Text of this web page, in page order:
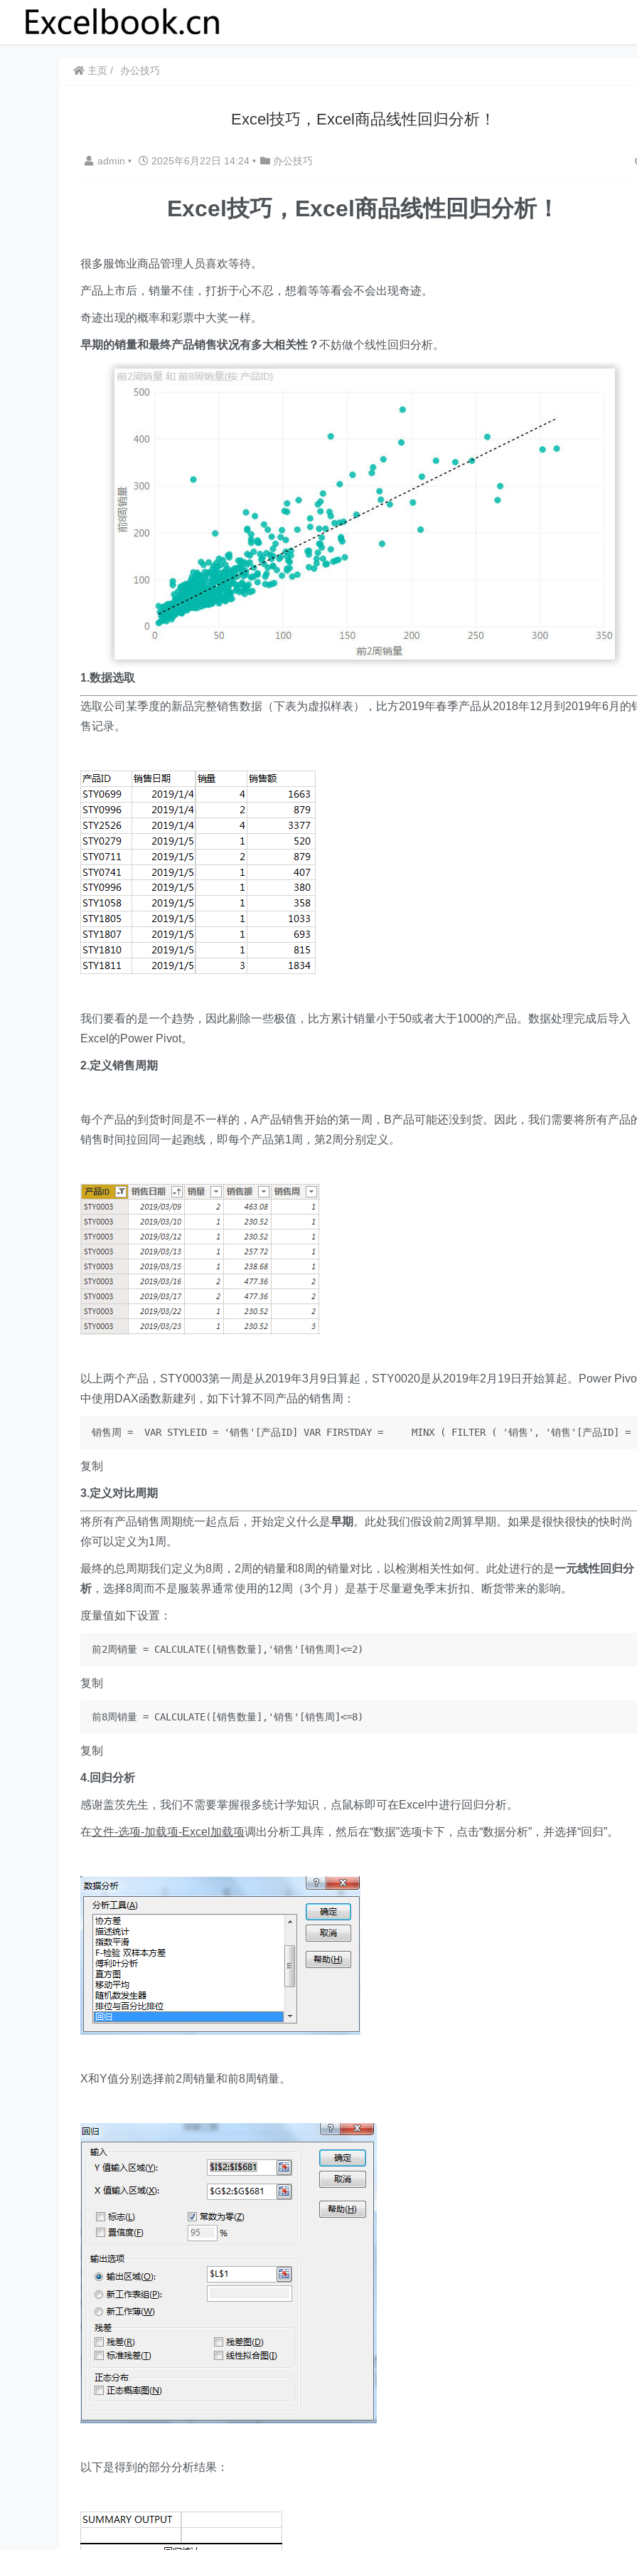
主页 办公技巧
Excel技巧，​​Excel商品线性回归分析！
admin • 2025年6月22日 14:24 • 办公技巧
Excel技巧，​​Excel商品线性回归分析！
很多服饰业商品管理人员喜欢等待。
产品上市后，销量不佳，打折于心不忍，想着等等看会不会出现奇迹。
奇迹出现的概率和彩票中大奖一样。
早期的销量和最终产品销售状况有多大相关性？不妨做个线性回归分析。
1.数据选取
选取公司某季度的新品完整销售数据（下表为虚拟样表），比方2019年春季产品从2018年12月到2019年6月的
售记录。
我们要看的是一个趋势，因此剔除一些极值，比方累计销量小于50或者大于1000的产品。数据处理完成后导入
Excel的Power Pivot。
2.定义销售周期
每个产品的到货时间是不一样的，A产品销售开始的第一周，B产品可能还没到货。因此，我们需要将所有产品
销售时间拉回同一起跑线，即每个产品第1周，第2周分别定义。
以上两个产品，STY0003第一周是从2019年3月9日算起，STY0020是从2019年2月19日开始算起。Power
中使用DAX函数新建列，如下计算不同产品的销售周：
销售周 =  VAR STYLEID = '销售'[产品ID] VAR FIRSTDAY =     MINX ( FILTER ( '销售', '销售'[产品ID]
复制
3.定义对比周期
将所有产品销售周期统一起点后，开始定义什么是早期 。此处我们假设前2周算早期。如果是很快很快的快时尚
你可以定义为1周。
最终的总周期我们定义为8周，2周的销量和8周的销量对比，以检测相关性如何。此处进行的是一元线性回归分
析 ，选择8周而不是服装界通常使用的12周（3个月）是基于尽量避免季末折扣、断货带来的影响。
度量值如下设置：
前2周销量 = CALCULATE([销售数量],'销售'[销售周]<=2)
复制
前8周销量 = CALCULATE([销售数量],'销售'[销售周]<=8)
复制
4.回归分析
感谢盖茨先生，我们不需要掌握很多统计学知识，点鼠标即可在Excel中进行回归分析。
在文件-选项-加载项-Excel加载项调出分析工具库，然后在“数据”选项卡下，点击“数据分析”，并选择“回归”。
X和Y值分别选择前2周销量和前8周销量。
以下是得到的部分分析结果：